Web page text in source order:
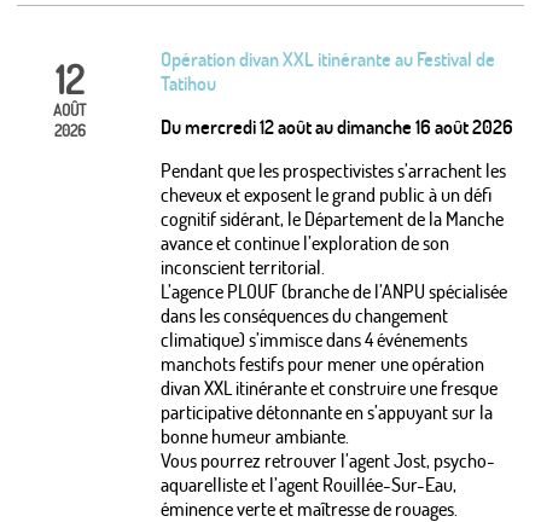
12
AOÛT
2026
Opération divan XXL itinérante au Festival de
Tatihou
Du mercredi 12 août au dimanche 16 août 2026
Pendant que les prospectivistes s’arrachent les
cheveux et exposent le grand public à un défi
cognitif sidérant, le Département de la Manche
avance et continue l’exploration de son
inconscient territorial.
L’agence PLOUF (branche de l’ANPU spécialisée
dans les conséquences du changement
climatique) s’immisce dans 4 événements
manchots festifs pour mener une opération
divan XXL itinérante et construire une fresque
participative détonnante en s’appuyant sur la
bonne humeur ambiante.
Vous pourrez retrouver l’agent Jost, psycho-
aquarelliste et l’agent Rouillée-Sur-Eau,
éminence verte et maîtresse de rouages.